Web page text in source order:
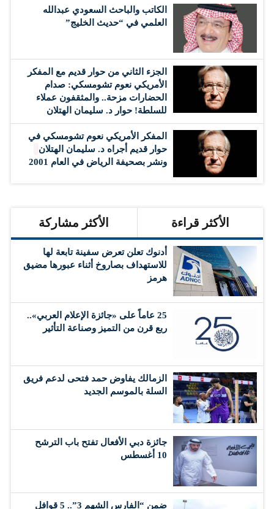
الكاتب والباحث السعودي عبدالله
العلمي في “حديث الخليج”
الجزء الثاني من حوار قديم مع المفكر
الأمريكي نعوم تشومسكي: صدام
الحضارات مزحة.. والمثقفون عملاء
للسلطة! حوار د. سليمان الهتلان
المفكر الأمريكي نعوم تشومسكي في
حوار قديم أجراه د. سليمان الهتلان
ونشر بصحيفة الرياض في العام 2001
الأكثر قراءة الأكثر مشاركة
أدنوك تعلن تعرض سفينة تابعة لها
للاستهداف بصاروخ أثناء عبورها مضيق
هرمز
25 عاماً على «جائزة الإعلام العربي»..
ربع قرن من التميز وصناعة التأثير
الزمالك يفاوض حمد فتحى لدعم فريق
السلة بالموسم الجديد
جائزة دبي الأفعال تفتح باب الترشح
10 أغسطس
ضمن “الفارس الشهم 3”.. 5 قوافل